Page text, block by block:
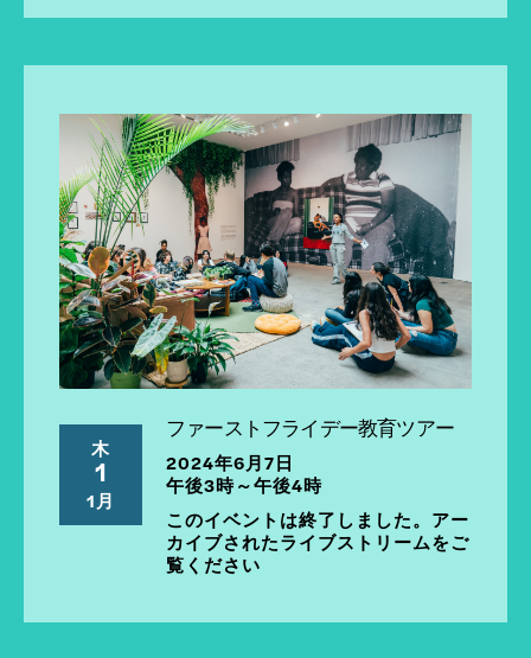
木
1
1月
ファーストフライデー教育ツアー
2024年6月7日
午後3時～午後4時
このイベントは終了しました。アー
カイブされたライブストリームをご
覧ください